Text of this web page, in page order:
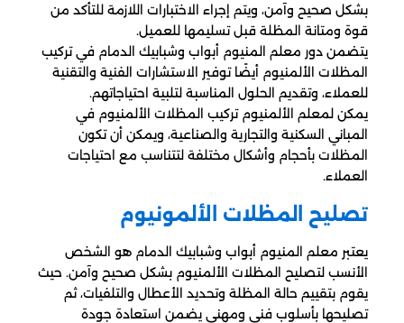
بشكل صحيح وآمن، ويتم إجراء الاختبارات اللازمة للتأكد من
قوة ومتانة المظلة قبل تسليمها للعميل.
يتضمن دور معلم المنيوم أبواب وشبابيك الدمام في تركيب
المظلات الألمنيوم أيضًا توفير الاستشارات الفنية والتقنية
للعملاء، وتقديم الحلول المناسبة لتلبية احتياجاتهم.
يمكن لمعلم الألمنيوم تركيب المظلات الألمنيوم في
المباني السكنية والتجارية والصناعية، ويمكن أن تكون
المظلات بأحجام وأشكال مختلفة لتتناسب مع احتياجات
العملاء.
تصليح المظلات الألمونيوم
يعتبر معلم المنيوم أبواب وشبابيك الدمام هو الشخص
الأنسب لتصليح المظلات الألمنيوم بشكل صحيح وآمن. حيث
يقوم بتقييم حالة المظلة وتحديد الأعطال والتلفيات، ثم
تصليحها بأسلوب فني ومهني يضمن استعادة جودة